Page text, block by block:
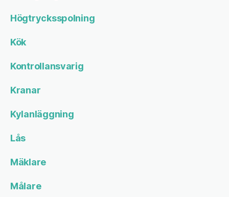
Högtrycksspolning
Kök
Kontrollansvarig
Kranar
Kylanläggning
Lås
Mäklare
Målare